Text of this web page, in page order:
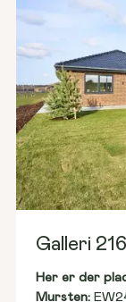
Galleri 216
Her er der
Mursten: